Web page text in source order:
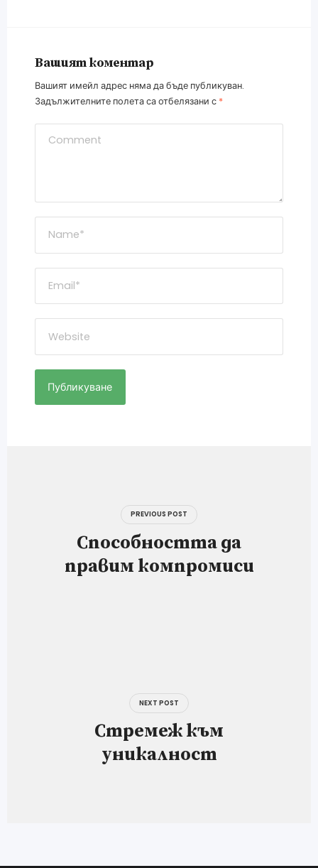
Вашият коментар
Вашият имейл адрес няма да бъде публикуван.
Задължителните полета са отбелязани с *
PREVIOUS POST
Способността да
правим компромиси
NEXT POST
Стремеж към
уникалност